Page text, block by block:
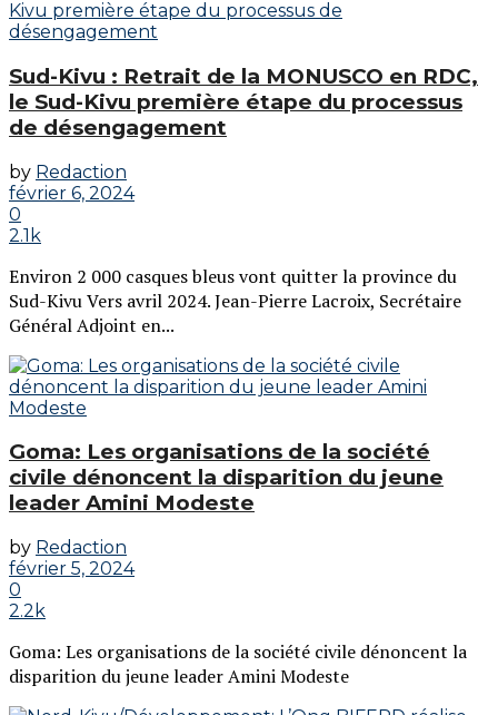
Sud-Kivu : Retrait de la MONUSCO en RDC,
le Sud-Kivu première étape du processus
de désengagement
by Redaction
février 6, 2024
0
2.1k
Environ 2 000 casques bleus vont quitter la province du
Sud-Kivu Vers avril 2024. Jean-Pierre Lacroix, Secrétaire
Général Adjoint en...
Goma: Les organisations de la société
civile dénoncent la disparition du jeune
leader Amini Modeste
by Redaction
février 5, 2024
0
2.2k
Goma: Les organisations de la société civile dénoncent la
disparition du jeune leader Amini Modeste